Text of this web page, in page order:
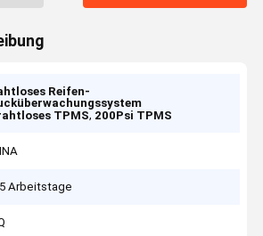
Reifen-
TPMS, 200Psi TPMS
Arbeitstage